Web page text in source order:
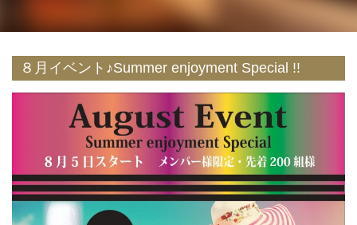
８月イベント♪Summer enjoyment Special !!